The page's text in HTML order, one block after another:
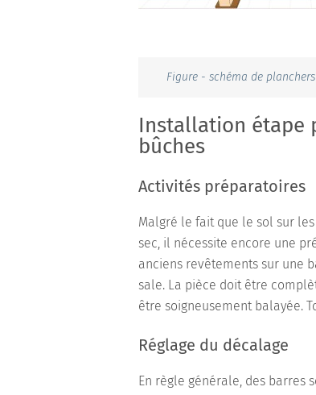
Figure - schéma de
Installation étape
bûches
Activités préparatoires
Malgré le fait que le sol sur
sec, il nécessite encore une
anciens revêtements sur une
sale. La pièce doit être
être soigneusement balayée.
Réglage du décalage
En règle générale, des barres